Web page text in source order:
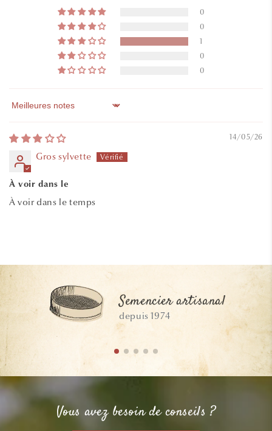
0
0
1
0
0
Sort by
14/05/26
Gros sylvette
À voir dans le
À voir dans le temps
Semencier artisanal
depuis 1974
Vous avez besoin de conseils ?